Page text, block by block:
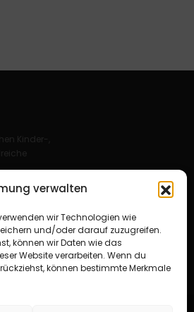
verwalten
wir Technologien wie
und/oder darauf zuzugreifen.
können wir Daten wie das
Website verarbeiten. Wenn du
können bestimmte Merkmale
Kinder-,